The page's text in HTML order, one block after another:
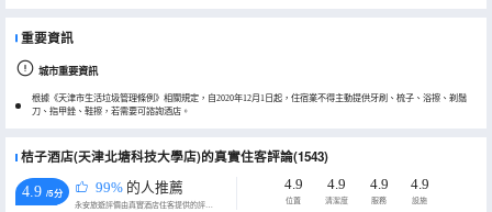
重要資訊
城市重要資訊
根據《天津市生活垃圾管理條例》相關規定，自2020年12月1日起，住宿業不得主動提供牙刷、梳子、浴擦、剃鬚
刀、指甲銼、鞋擦，若需要可諮詢酒店。
桔子酒店(天津北塘科技大學店)的真實住客評論(1543)
4.9 /5分 99% 的人推薦
永安旅遊評價由真實酒店住客提供的評價。
4.9
位置
4.9
清潔度
4.9
服務
4.9
設施